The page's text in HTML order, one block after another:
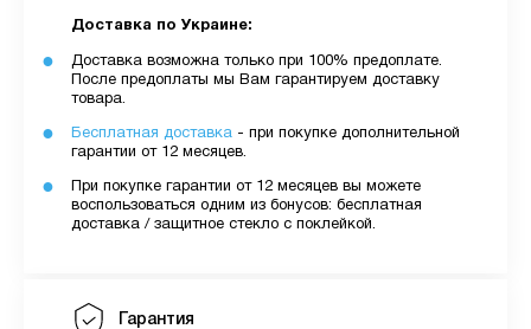
Доставка по Украине:
Доставка возможна только при 100% предоплате.
После предоплаты мы Вам гарантируем доставку
товара.
Бесплатная доставка - при покупке дополнительной
гарантии от 12 месяцев.
При покупке гарантии от 12 месяцев вы можете
воспользоваться одним из бонусов: бесплатная
доставка / защитное стекло с поклейкой.
Гарантия